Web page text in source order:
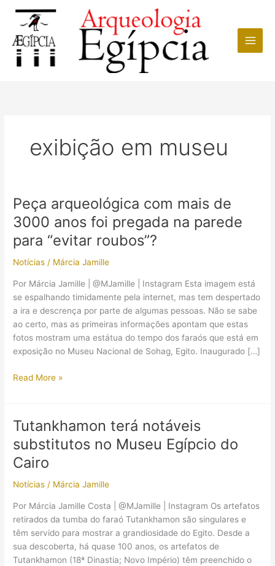
conteúdo
exibição em museu
Peça arqueológica com mais de
3000 anos foi pregada na parede
para “evitar roubos”?
Notícias / Márcia Jamille
Por Márcia Jamille | @MJamille | Instagram Esta imagem está
se espalhando timidamente pela internet, mas tem despertado
a ira e descrença por parte de algumas pessoas. Não se sabe
ao certo, mas as primeiras informações apontam que estas
fotos mostram uma estátua do tempo dos faraós que está em
exposição no Museu Nacional de Sohag, Egito. Inaugurado […]
Peça
de
3000
anos
foi
pregada
parede
para
“evitar
roubos”?
Read More »
Tutankhamon terá notáveis
substitutos no Museu Egípcio do
Cairo
Notícias / Márcia Jamille
Por Márcia Jamille Costa | @MJamille | Instagram Os artefatos
retirados da tumba do faraó Tutankhamon são singulares e
têm servido para mostrar a grandiosidade do Egito. Desde a
sua descoberta, há quase 100 anos, os artefatos de
Tutankhamon (18ª Dinastia; Novo Império) têm preenchido o